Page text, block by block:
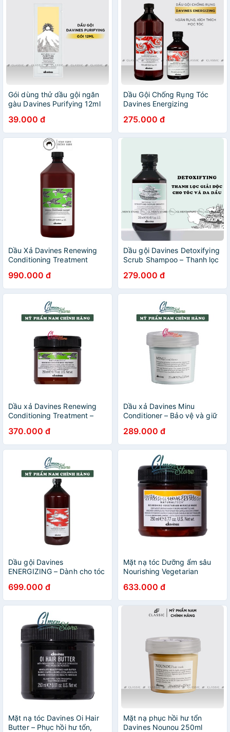
Gói dùng thử dầu gội ngăn
gàu Davines Purifying 12ml
39.000 đ
Dầu Gội Chống Rụng Tóc
Davines Energizing
275.000 đ
Dầu Xả Davines Renewing
Conditioning Treatment
990.000 đ
Dầu gội Davines Detoxifying
Scrub Shampoo – Thanh lọc
250ml
279.000 đ
Dầu xả Davines Renewing
Conditioning Treatment –
250ml
370.000 đ
Dầu xả Davines Minu
Conditioner – Bảo vệ và giữ
289.000 đ
Dầu gội Davines
ENERGIZING – Dành cho tóc
699.000 đ
Mặt nạ tóc Dưỡng ẩm sâu
Nourishing Vegetarian
633.000 đ
Mặt nạ tóc Davines Oi Hair
Butter – Phục hồi hư tổn,
Mặt nạ phục hồi hư tổn
Davines Nounou 250ml